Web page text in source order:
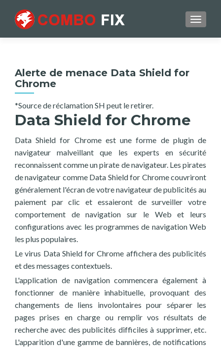
Alerte de menace Data Shield for
Chrome
*Source de réclamation SH peut le retirer.
Data Shield for Chrome
Data Shield for Chrome est une forme de plugin de
navigateur malveillant que les experts en sécurité
reconnaissent comme un pirate de navigateur. Les pirates
de navigateur comme Data Shield for Chrome couvriront
généralement l'écran de votre navigateur de publicités au
paiement par clic et essaieront de surveiller votre
comportement de navigation sur le Web et leurs
configurations avec les programmes de navigation Web
les plus populaires.
Le virus Data Shield for Chrome affichera des publicités
et des messages contextuels.
L'application de navigation commencera également à
fonctionner de manière inhabituelle, provoquant des
changements de liens involontaires pour séparer les
pages prises en charge ou remplir vos résultats de
recherche avec des publicités difficiles à supprimer, etc.
L'apparition d'une gamme de bannières, de notifications